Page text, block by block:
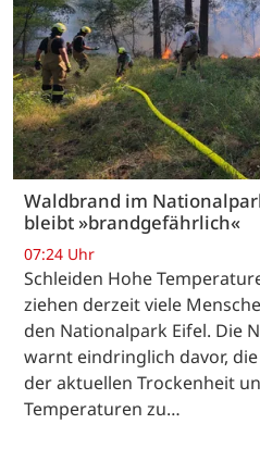
Waldbrand im
bleibt »brandgefährlich«
07:24 Uhr
Schleiden Hohe
ziehen derzeit viele
den Nationalpark Eifel. Die
warnt eindringlich davor,
der aktuellen Trockenheit
Temperaturen zu…